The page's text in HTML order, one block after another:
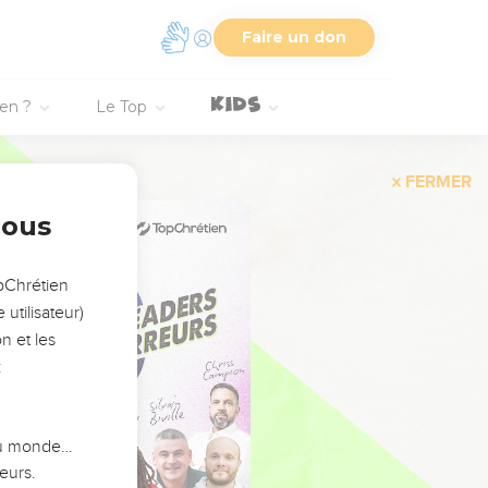
Faire un don
? Le Top
FERMER
utilisateur)
et les
monde…